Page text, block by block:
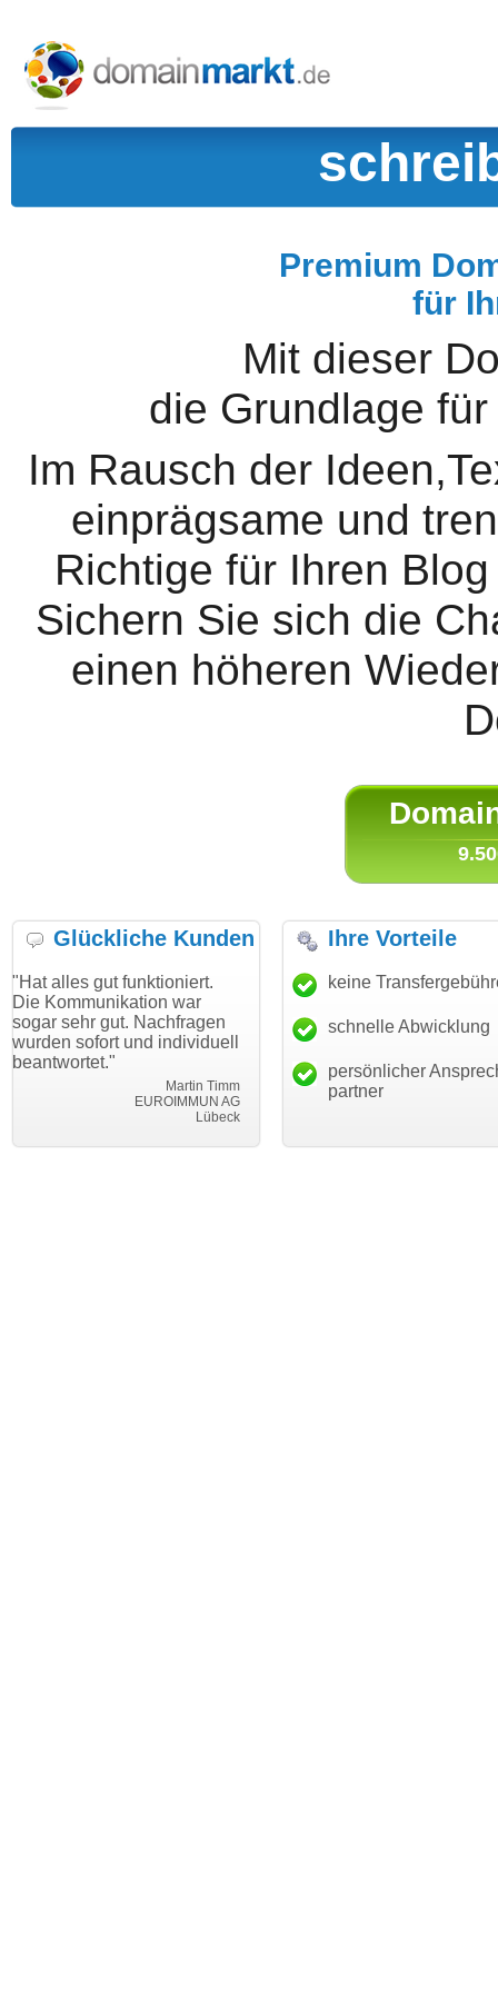
Premium
für
Mit dieser
die Grundlage
Im Rausch der
einprägsame und
Richtige für Ihren
Sichern Sie sich die
einen höheren
Glückliche Kunden
funktioniert.
war
Nachfragen
und individuell
"Danke für den schnellen
Transfer und guten Service!"
Thomas Schäfer
i can eckert communication GmbH
"Ich bin
haben.
mein
Ihre Vorteile
keine
schnelle Abwicklung
persönlicher
partner